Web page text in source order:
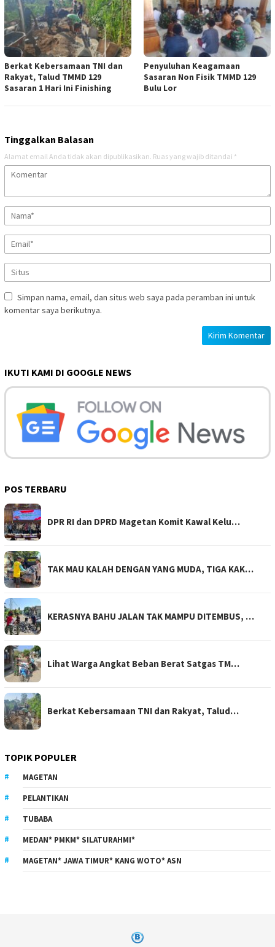
Berkat Kebersamaan TNI dan
Rakyat, Talud TMMD 129
Sasaran 1 Hari Ini Finishing
Penyuluhan Keagamaan
Sasaran Non Fisik TMMD 129
Bulu Lor
Tinggalkan Balasan
Alamat email Anda tidak akan dipublikasikan. Ruas yang wajib ditandai *
Simpan nama, email, dan situs web saya pada peramban ini untuk
komentar saya berikutnya.
IKUTI KAMI DI GOOGLE NEWS
POS TERBARU
DPR RI dan DPRD Magetan Komit Kawal Kelu…
TAK MAU KALAH DENGAN YANG MUDA, TIGA KAK…
KERASNYA BAHU JALAN TAK MAMPU DITEMBUS, …
Lihat Warga Angkat Beban Berat Satgas TM…
Berkat Kebersamaan TNI dan Rakyat, Talud…
TOPIK POPULER
MAGETAN
PELANTIKAN
TUBABA
MEDAN* PMKM* SILATURAHMI*
MAGETAN* JAWA TIMUR* KANG WOTO* ASN